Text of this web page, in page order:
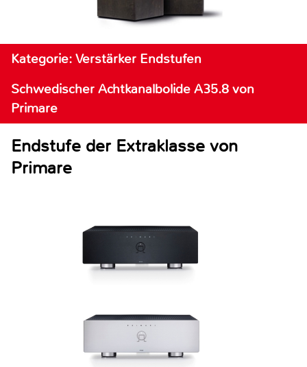
Kategorie: Verstärker Endstufen
Schwedischer Achtkanalbolide A35.8 von
Primare
Endstufe der Extraklasse von
Primare